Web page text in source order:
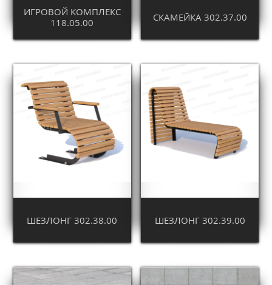
ИГРОВОЙ КОМПЛЕКС
118.05.00
СКАМЕЙКА 302.37.00
ШЕЗЛОНГ 302.38.00 ШЕЗЛОНГ 302.39.00